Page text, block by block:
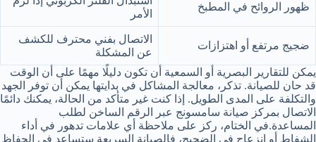
ظهور الروائح في المطبخ
الأمر
ضجيج مرتفع أو اهتزازات
الاتصال بفني محترف للكشف
عن المشكلة
يمكن للتقارير البصرية أو السمعية أن تكون دليلًا مهمًا على أن الوقت
قد حان للصيانة. تذكر، معالجة المشاكل في بدايتها يمكن أن توفر الجهد
والتكلفة على المدى الطويل. إذا كنت غير متأكد من الحالة، يمكنك دائمًا
الاتصال بمركز صيانة سامسونج عبر الرقم الساخن لطلب
المساعدة.في الختام، ركز على ملاحظة أي علامات تدهور في أداء
الشفاط أو انزعاج في الضجيج، فالصيانة السريعة ستساعد في الحفاظ